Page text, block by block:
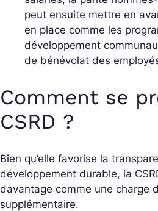
peut ensuite mettre en
en place comme les
développement
de bénévolat des
Comment se
CSRD ?
Bien qu’elle favorise la
développement durable, la
davantage comme une charge
supplémentaire.